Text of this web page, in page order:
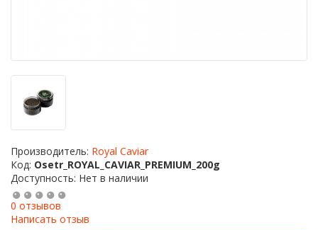
Производитель: Royal Caviar
Код: Osetr_ROYAL_CAVIAR_PREMIUM_200g
Доступность: Нет в наличии
0 отзывов
Написать отзыв